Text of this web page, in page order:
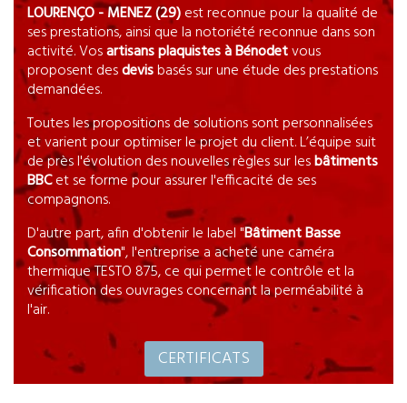
LOURENÇO - MENEZ (29)est reconnue pour la qualité de
ses prestations, ainsi que la notoriété reconnue dans son
activité. Vosartisans plaquistes à Bénodetvous
proposent desdevisbasés sur une étude des prestations
demandées.
Toutes les propositions de solutions sont personnalisées
et varient pour optimiser le projet du client. L’équipe suit
de près l'évolution des nouvelles règles sur lesbâtiments
BBCet se forme pour assurer l'efficacité de ses
compagnons.
D'autre part, afin d'obtenir le label "Bâtiment Basse
Consommation", l'entreprise a acheté une caméra
thermique TESTO 875, ce qui permet le contrôle et la
vérification des ouvrages concernant la perméabilité à
l'air.
CERTIFICATS